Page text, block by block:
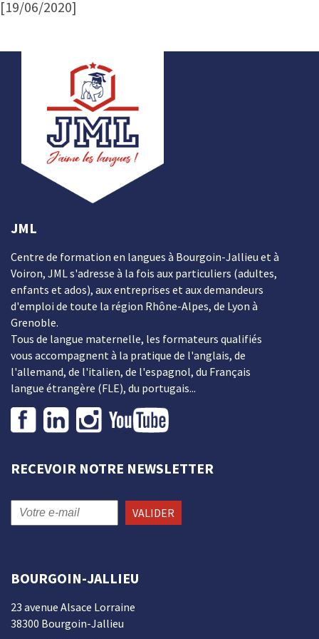
[19/06/2020]
JML
Centre de formation en langues à Bourgoin-Jallieu et à
Voiron, JML s'adresse à la fois aux particuliers (adultes,
enfants et ados), aux entreprises et aux demandeurs
d'emploi de toute la région Rhône-Alpes, de Lyon à
Grenoble.
Tous de langue maternelle, les formateurs qualifiés
vous accompagnent à la pratique de l'anglais, de
l'allemand, de l'italien, de l'espagnol, du Français
langue étrangère (FLE), du portugais...
RECEVOIR NOTRE NEWSLETTER
VALIDER
BOURGOIN-JALLIEU
23 avenue Alsace Lorraine
38300 Bourgoin-Jallieu